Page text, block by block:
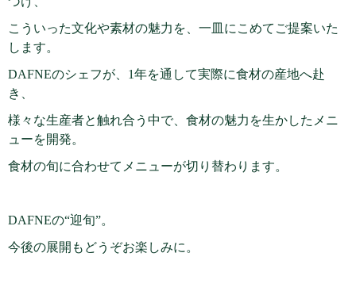
こういった文化や素材の魅力を、一皿にこめてご提案いた
します。
DAFNEのシェフが、1年を通して実際に食材の産地へ赴
き、
様々な生産者と触れ合う中で、食材の魅力を生かしたメニ
ューを開発。
食材の旬に合わせてメニューが切り替わります。
DAFNEの“迎旬”。
今後の展開もどうぞお楽しみに。